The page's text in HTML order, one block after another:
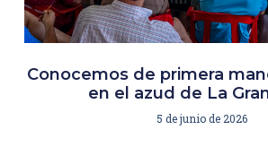
Conocemos de primera
en el azud de La
5 de junio de 2026